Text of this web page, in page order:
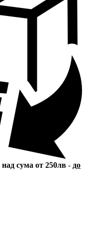
над сума от 250лв - до